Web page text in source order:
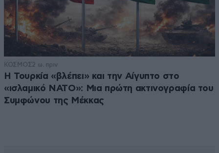
ΚΟΣΜΟΣ2 ω. πριν
Η Τουρκία «βλέπει» και την Αίγυπτο στο
«ισλαμικό ΝΑΤΟ»: Μια πρώτη ακτινογραφία του
Συμφώνου της Μέκκας